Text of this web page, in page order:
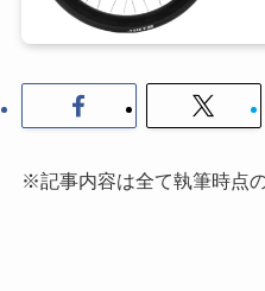
※記事内容は全て執筆時点の